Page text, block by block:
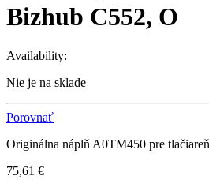
Bizhub C552, O
Availability:
Nie je na sklade
Porovnať
Originálna náplň A0TM450 pre
75,61 €